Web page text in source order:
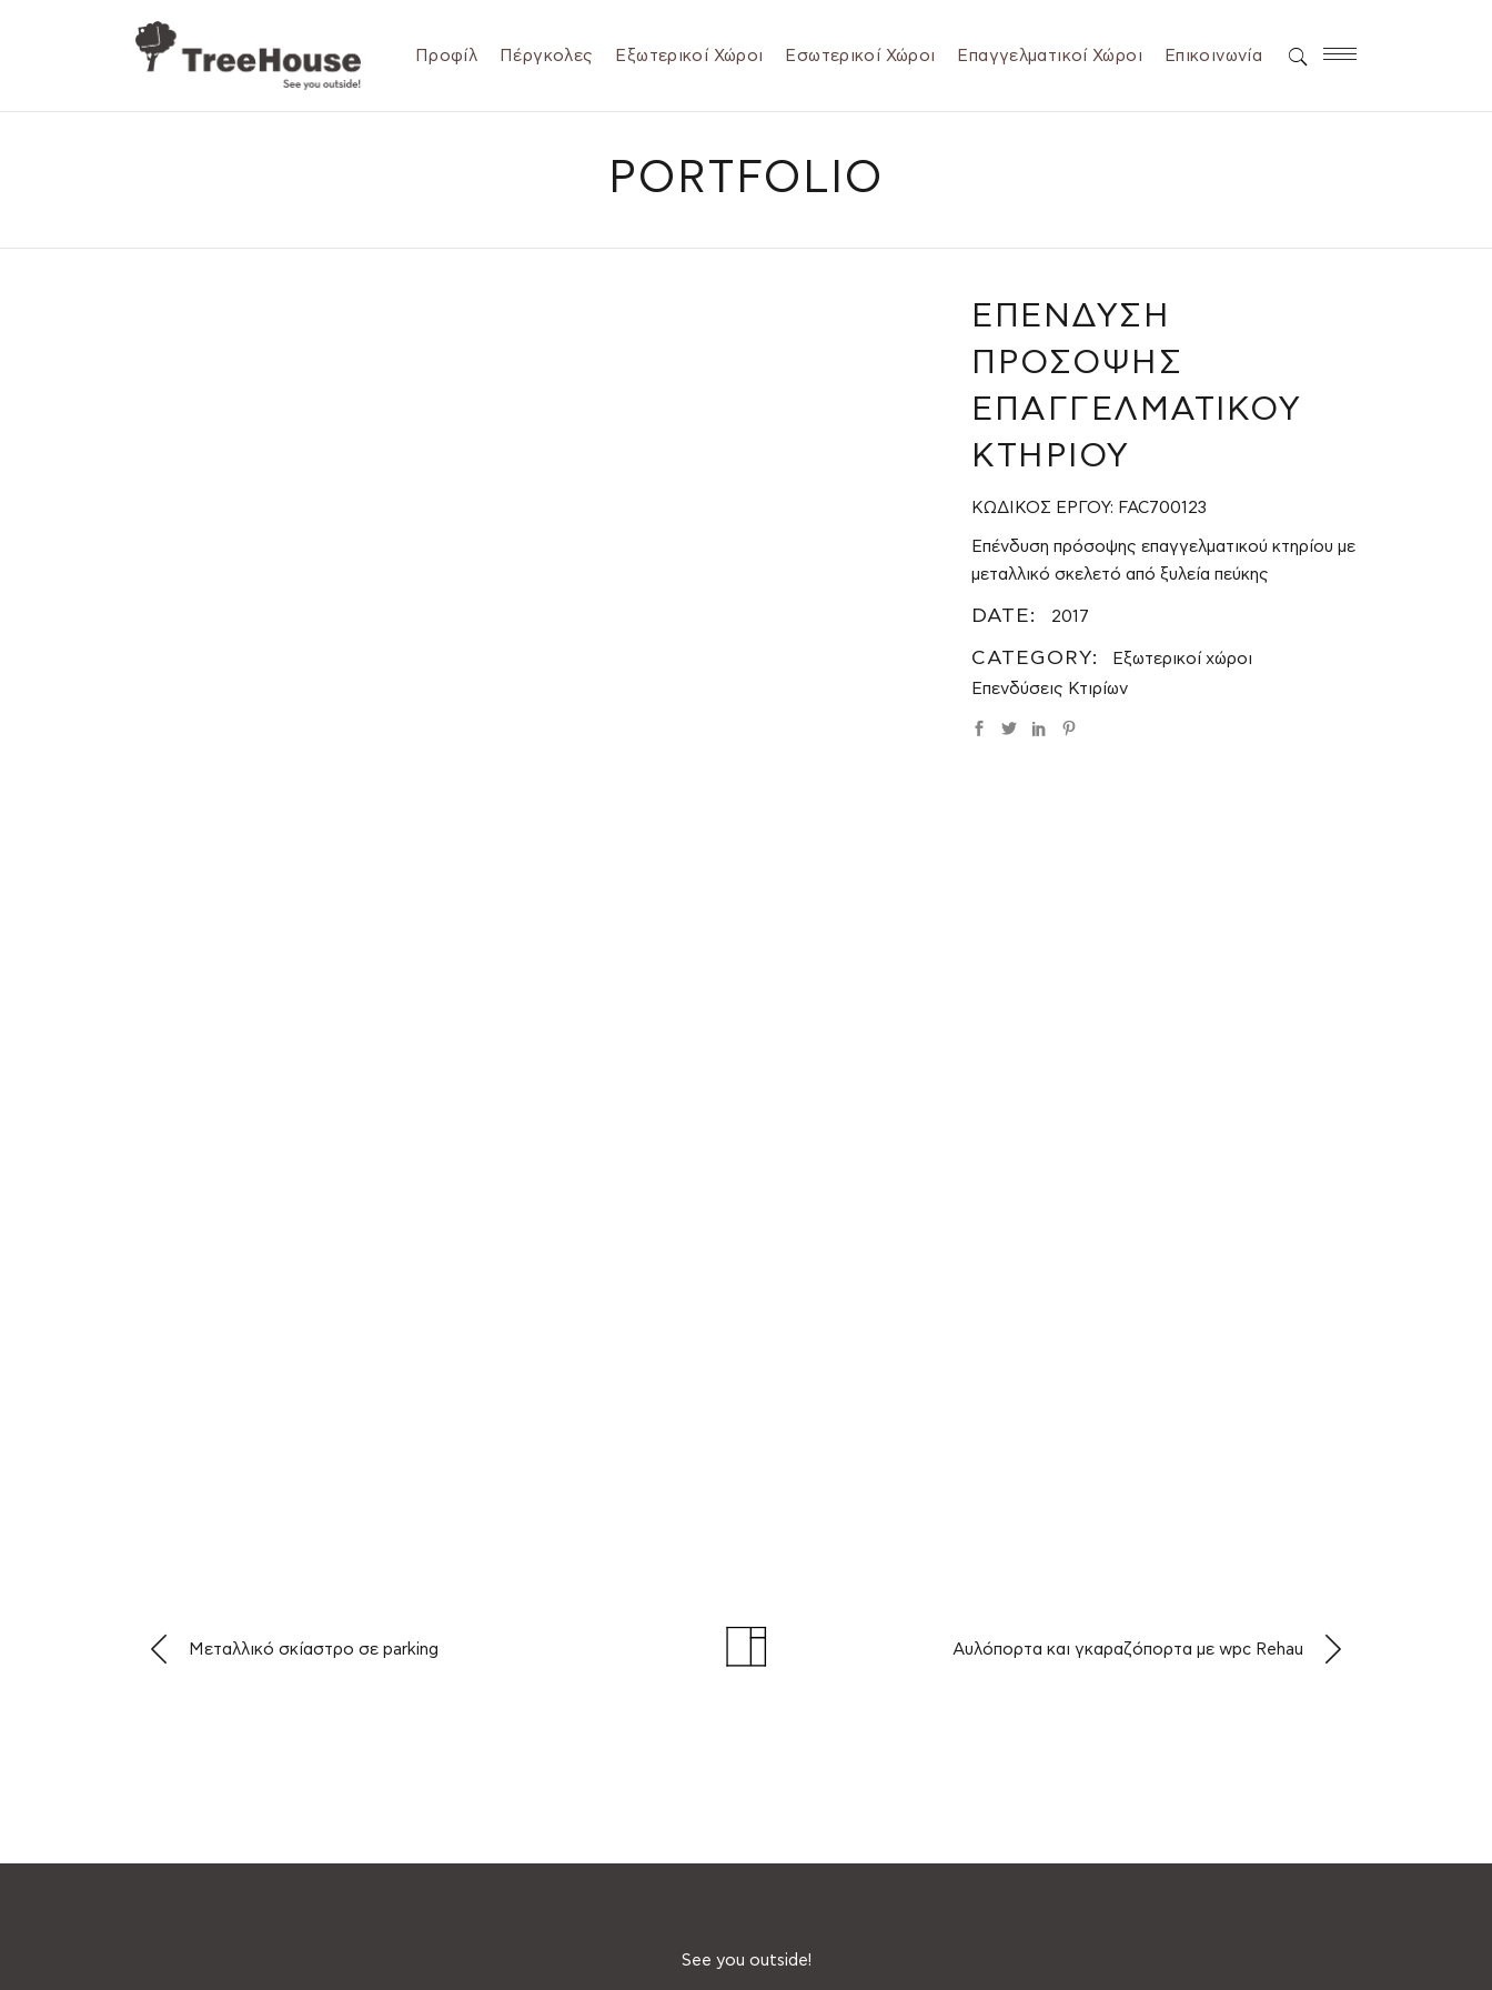
Προφίλ Πέργκολες Εξωτερικοί Χώροι Εσωτερικοί Χώροι Επαγγελματικοί Χώροι Επικοινωνία
PORTFOLIO
ΕΠΈΝΔΥΣΗ
ΠΡΌΣΟΨΗΣ
ΕΠΑΓΓΕΛΜΑΤΙΚΟΎ
ΚΤΗΡΊΟΥ
ΚΩΔΙΚΟΣ ΕΡΓΟΥ: FAC700123
Επένδυση πρόσοψης επαγγελματικού κτηρίου με
μεταλλικό σκελετό από ξυλεία πεύκης
DATE: 2017
CATEGORY:
Εξωτερικοί χώροι
Επενδύσεις Κτιρίων
Μεταλλικό σκίαστρο σε parking Αυλόπορτα και γκαραζόπορτα με wpc Rehau
See you outside!